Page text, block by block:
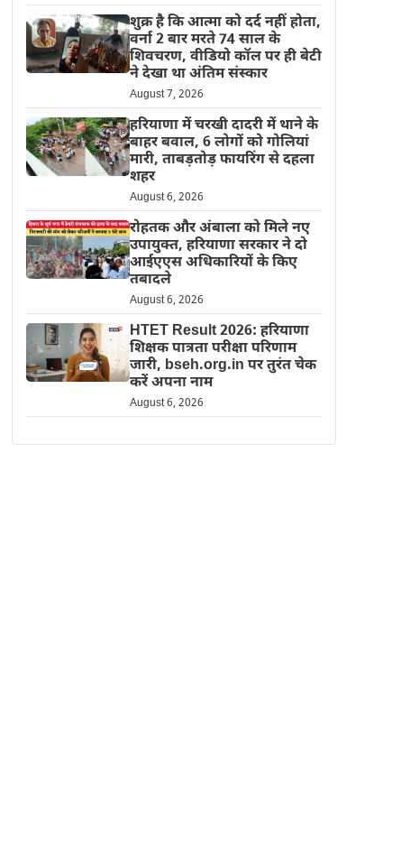
शुक्र है कि आत्मा को दर्द नहीं होता,
वर्ना 2 बार मरते 74 साल के
शिवचरण, वीडियो कॉल पर ही बेटी
ने देखा था अंतिम संस्कार
August 7, 2026
हरियाणा में चरखी दादरी में थाने के
बाहर बवाल, 6 लोगों को गोलियां
मारी, ताबड़तोड़ फायरिंग से दहला
शहर
August 6, 2026
रोहतक और अंबाला को मिले नए
उपायुक्त, हरियाणा सरकार ने दो
आईएएस अधिकारियों के किए
तबादले
August 6, 2026
HTET Result 2026: हरियाणा
शिक्षक पात्रता परीक्षा परिणाम
जारी, bseh.org.in पर तुरंत चेक
करें अपना नाम
August 6, 2026